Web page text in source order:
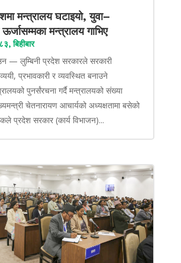
मन्त्रालय घटाइयो, युवा–
मन्त्रालय गाभिए
बिहीबार
— लुम्बिनी प्रदेश सरकारले सरकारी
प्रभावकारी र व्यवस्थित बनाउने
पुनर्संरचना गर्दै मन्त्रालयको संख्या
चेतनारायण आचार्यको अध्यक्षतामा बसेको
प्रदेश सरकार (कार्य विभाजन)...